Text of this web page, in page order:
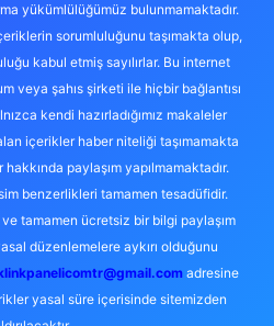
yükümlülüğümüz bulunmamaktadır.
sorumluluğunu taşımakta olup,
kabul etmiş sayılırlar. Bu internet
veya şahıs şirketi ile hiçbir bağlantısı
kendi hazırladığımız makaleler
içerikler haber niteliği taşımamakta
paylaşım yapılmamaktadır.
benzerlikleri tamamen tesadüfidir.
tamamen ücretsiz bir bilgi paylaşım
düzenlemelere aykırı olduğunu
adresine
yasal süre içerisinde sitemizden